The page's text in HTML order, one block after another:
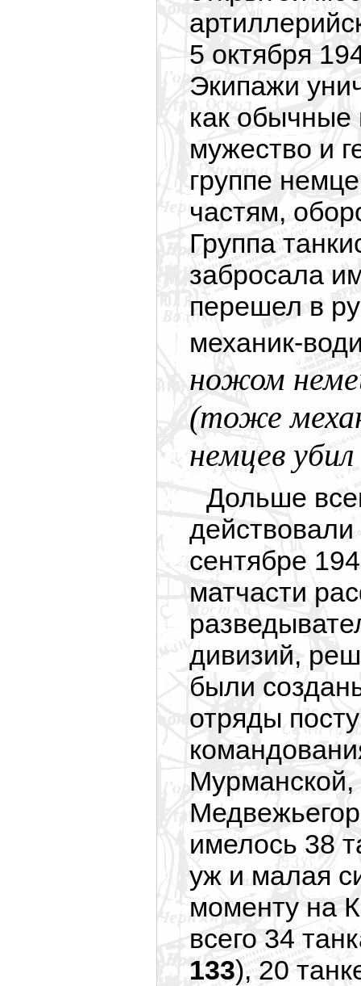
5 октября
Экипажи
как обычные
мужество и
группе
частям,
Группа
забросала
перешел в
механик-
ножом
(тоже
немцев
Дольше
сентябре
матчасти
дивизий,
были
отряды
имелось 38
уж и малая
моменту на
всего 34
133), 20